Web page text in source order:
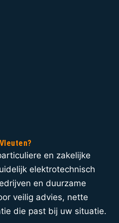
en zakelijke
elektrotechnisch
en duurzame
veilig advies, nette
die past bij uw situatie.